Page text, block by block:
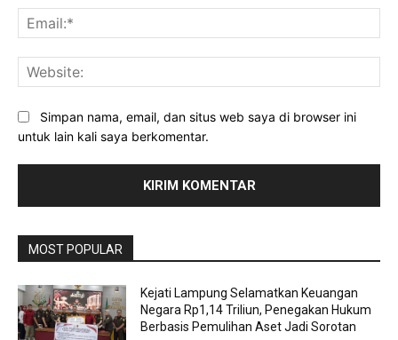
Simpan nama, email, dan situs web saya di browser ini
untuk lain kali saya berkomentar.
MOST POPULAR
Kejati Lampung Selamatkan Keuangan
Negara Rp1,14 Triliun, Penegakan Hukum
Berbasis Pemulihan Aset Jadi Sorotan